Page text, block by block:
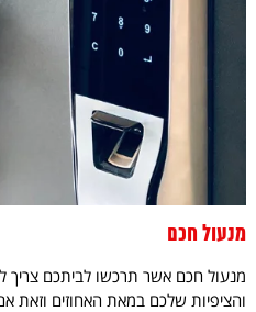
מנעול חכם
מנעול חכם אשר תרכשו לביתכם צריך
והציפיות שלכם במאת האחוזים וזאת